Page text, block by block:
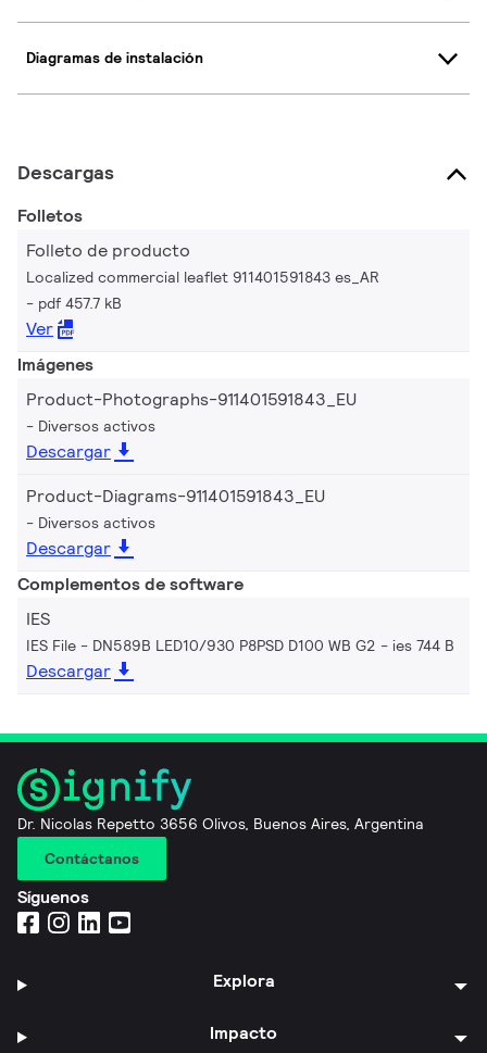
Diagramas de instalación
Descargas
Folletos
Folleto de producto
Localized commercial leaflet 911401591843 es_AR
pdf 457.7 kB
Ver
Imágenes
Product-Photographs-911401591843_EU
Diversos activos
Descargar
Product-Diagrams-911401591843_EU
Diversos activos
Descargar
Complementos de software
IES
IES File - DN589B LED10/930 P8PSD D100 WB G2 ies 744 B
Descargar
Dr. Nicolas Repetto 3656 Olivos, Buenos Aires, Argentina
Contáctanos
Síguenos
Explora
Impacto